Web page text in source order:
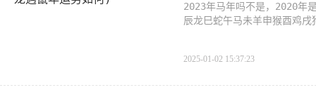
2023年马年吗不是，2020年
辰龙巳蛇午马未羊申猴酉鸡
2025-01-02 15:37:23